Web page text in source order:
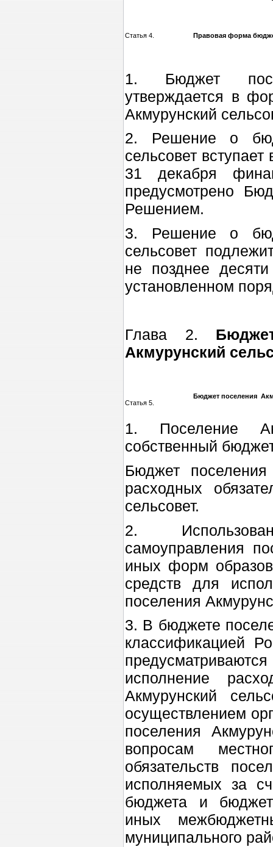
Статья 4. Правовая форма
1. Бюджет
утверждается в
Акмурунский
2. Решение о
сельсовет
31 декабря
предусмотрено
Решением.
3. Решение о
сельсовет
не позднее
установленном
Глава 2.
Акмурунский
Статья 5.
Бюджет поселения
1. Поселение
собственный
Бюджет
расходных
сельсовет.
2.
самоуправления
иных форм
средств для
поселения
3. В бюджете
классификацией
исполнение
Акмурунский
осуществлением
поселения
вопросам
обязательств
исполняемых за
бюджета и
иных
муниципального